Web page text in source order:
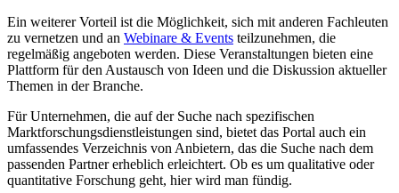
Ein weiterer Vorteil ist die Möglichkeit, sich mit anderen Fachleuten
zu vernetzen und an Webinare & Events teilzunehmen, die
regelmäßig angeboten werden. Diese Veranstaltungen bieten eine
Plattform für den Austausch von Ideen und die Diskussion aktueller
Themen in der Branche.
Für Unternehmen, die auf der Suche nach spezifischen
Marktforschungsdienstleistungen sind, bietet das Portal auch ein
umfassendes Verzeichnis von Anbietern, das die Suche nach dem
passenden Partner erheblich erleichtert. Ob es um qualitative oder
quantitative Forschung geht, hier wird man fündig.